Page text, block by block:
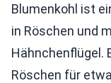
Blumenkohl ist
in Röschen und
Hähnchenflügel.
Röschen für